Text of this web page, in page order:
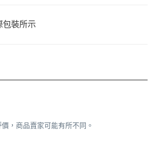
包裝所示
，商品賣家可能有所不同。